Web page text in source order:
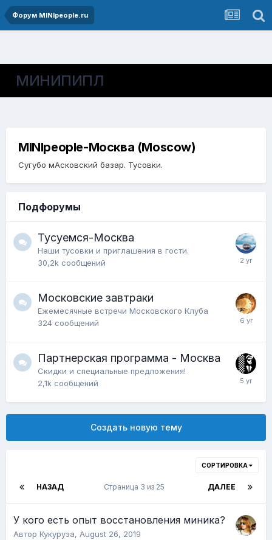
Форум MINIpeople.ru
МИНИПИПЛ
MINIpeople-Москва (Moscow)
Сугубо мАсковский базар. Тусовки.
Подфорумы
Тусуемся-Москва
Наши тусовки и приглашения в гости.
30,2k сообщений
Московские завтраки
Ежемесячные встречи Московского Клуба
324 сообщений
Партнерская программа - Москва
Скидки и специальные предложения!
2,1k сообщений
Создать новую тему
СОРТИРОВКА
НАЗАД ДАЛЕЕ
Страница 3 из 25
У кого есть опыт восстановления миника?
Автор Кукуруза, August 26, 2019